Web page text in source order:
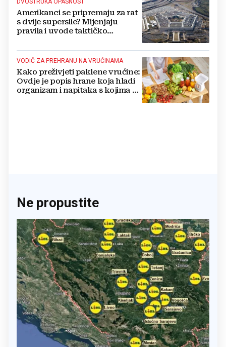
DVOSTRUKA OPASNOST
Amerikanci se pripremaju za rat
s dvije supersile? Mijenjaju
pravila i uvode taktičko
VODIČ ZA PREHRANU NA VRUĆINAMA
Kako preživjeti paklene vrućine:
Ovdje je popis hrane koja hladi
organizam i napitaka s kojima si
Ne propustite